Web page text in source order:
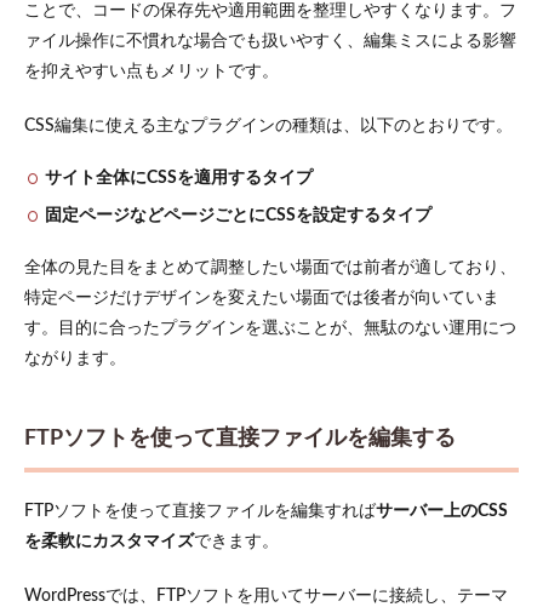
ことで、コードの保存先や適用範囲を整理しやすくなります。フ
ァイル操作に不慣れな場合でも扱いやすく、編集ミスによる影響
を抑えやすい点もメリットです。
CSS編集に使える主なプラグインの種類は、以下のとおりです。
サイト全体にCSSを適用するタイプ
固定ページなどページごとにCSSを設定するタイプ
全体の見た目をまとめて調整したい場面では前者が適しており、
特定ページだけデザインを変えたい場面では後者が向いていま
す。目的に合ったプラグインを選ぶことが、無駄のない運用につ
ながります。
FTPソフトを使って直接ファイルを編集する
FTPソフトを使って直接ファイルを編集すればサーバー上のCSS
を柔軟にカスタマイズできます。
WordPressでは、FTPソフトを用いてサーバーに接続し、テーマ